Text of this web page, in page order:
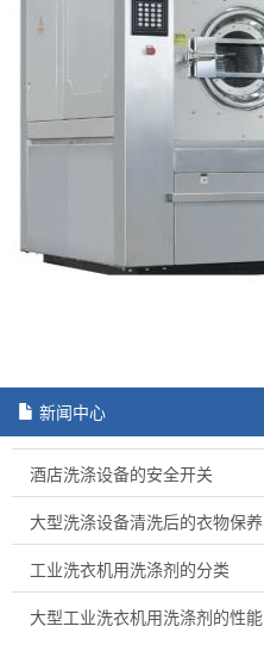
新闻中心
酒店洗涤设备的安全开关
大型洗涤设备清洗后的衣物保养
工业洗衣机用洗涤剂的分类
大型工业洗衣机用洗涤剂的性能